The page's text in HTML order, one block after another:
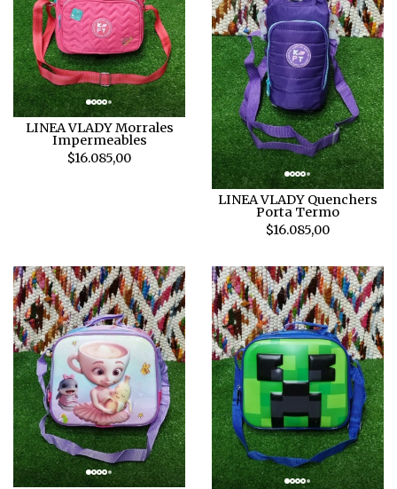
LINEA VLADY Morrales
Impermeables
$16.085,00
LINEA VLADY Quenchers
Porta Termo
$16.085,00